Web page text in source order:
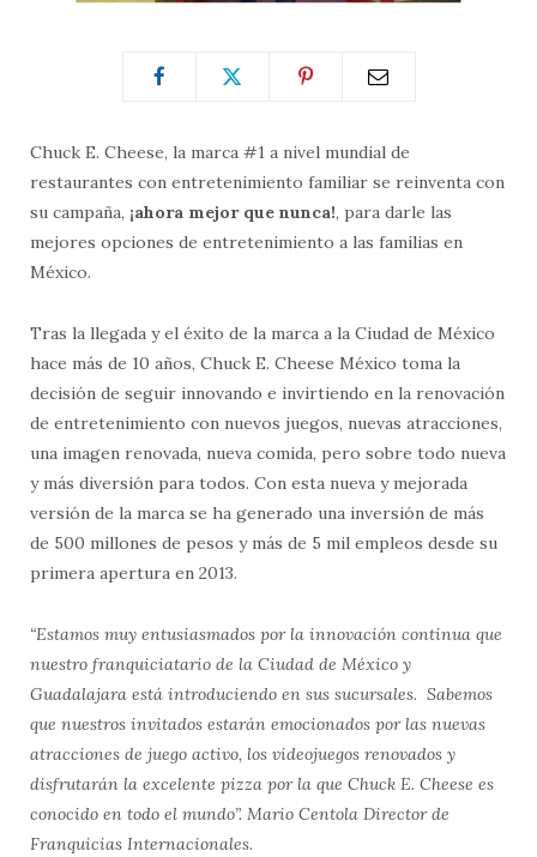
Chuck E. Cheese, la marca #1 a nivel mundial de
restaurantes con entretenimiento familiar se reinventa con
su campaña, ¡ahora mejor que nunca!, para darle las
mejores opciones de entretenimiento a las familias en
México.
Tras la llegada y el éxito de la marca a la Ciudad de México
hace más de 10 años, Chuck E. Cheese México toma la
decisión de seguir innovando e invirtiendo en la renovación
de entretenimiento con nuevos juegos, nuevas atracciones,
una imagen renovada, nueva comida, pero sobre todo nueva
y más diversión para todos. Con esta nueva y mejorada
versión de la marca se ha generado una inversión de más
de 500 millones de pesos y más de 5 mil empleos desde su
primera apertura en 2013.
“Estamos muy entusiasmados por la innovación continua que
nuestro franquiciatario de la Ciudad de México y
Guadalajara está introduciendo en sus sucursales. Sabemos
que nuestros invitados estarán emocionados por las nuevas
atracciones de juego activo, los videojuegos renovados y
disfrutarán la excelente pizza por la que Chuck E. Cheese es
conocido en todo el mundo”. Mario Centola Director de
Franquicias Internacionales.